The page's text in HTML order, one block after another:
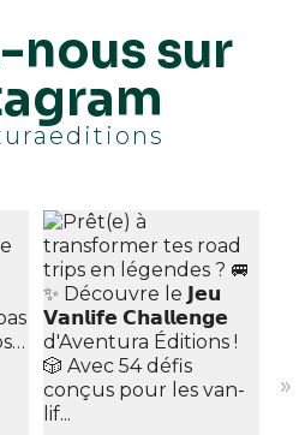
nous sur
»